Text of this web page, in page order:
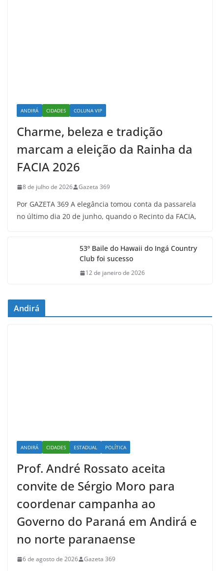
ANDIRÁ CIDADES COLUNA VIP
Charme, beleza e tradição
marcam a eleição da Rainha da
FACIA 2026
8 de julho de 2026 Gazeta 369
Por GAZETA 369 A elegância tomou conta da passarela
no último dia 20 de junho, quando o Recinto da FACIA,
53º Baile do Hawaii do Ingá Country
Club foi sucesso
12 de janeiro de 2026
Andirá
ANDIRÁ CIDADES ESTADUAL POLÍTICA
Prof. André Rossato aceita
convite de Sérgio Moro para
coordenar campanha ao
Governo do Paraná em Andirá e
no norte paranaense
6 de agosto de 2026 Gazeta 369